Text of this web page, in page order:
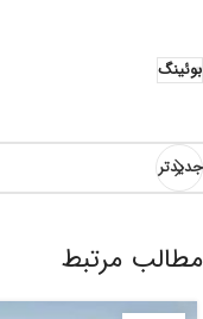
بوئینگ
جدیدتر
مطالب مرتبط